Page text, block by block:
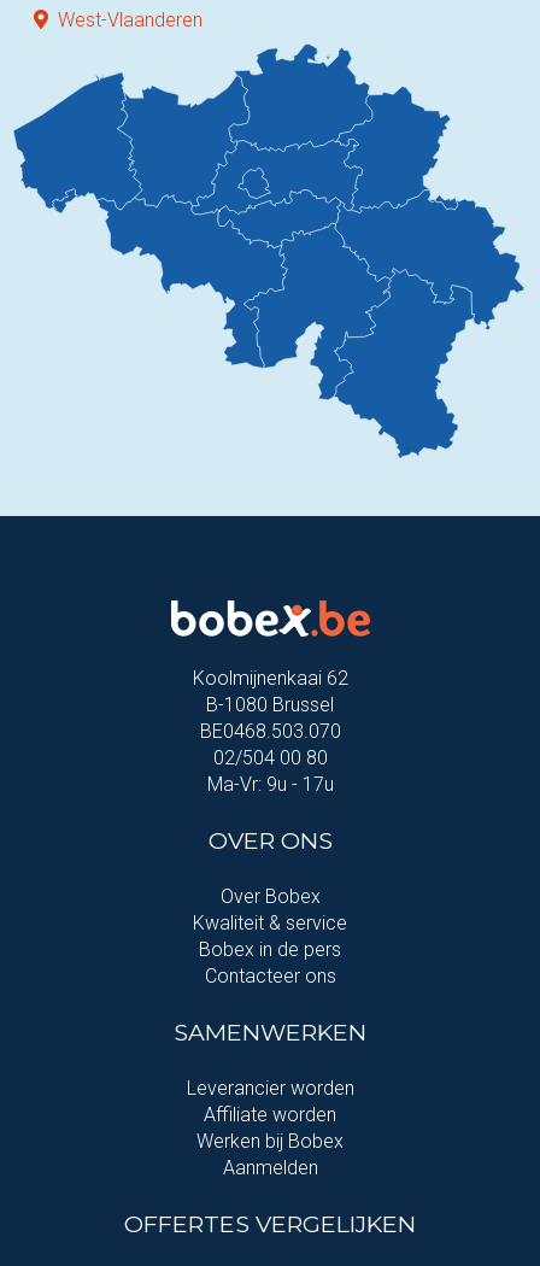
West-Vlaanderen
Koolmijnenkaai 62
B-1080 Brussel
BE0468.503.070
02/504 00 80
Ma-Vr: 9u - 17u
OVER ONS
Over Bobex
Kwaliteit & service
Bobex in de pers
Contacteer ons
SAMENWERKEN
Leverancier worden
Affiliate worden
Werken bij Bobex
Aanmelden
OFFERTES VERGELIJKEN